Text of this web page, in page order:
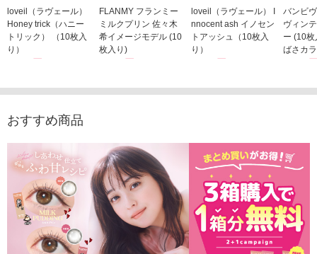
loveil（ラヴェール）
Honey trick（ハニー
トリック） （10枚入
り）
FLANMY フランミー
ミルクプリン 佐々木
希イメージモデル (10
枚入り)
loveil（ラヴェール） I
nnocent ash イノセン
トアッシュ（10枚入
り）
バンビ
ヴィン
ー (10
ばさカ
おすすめ商品